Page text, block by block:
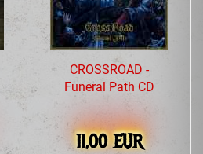
CROSSROAD -
Funeral Path CD
11,00 EUR